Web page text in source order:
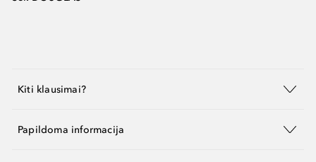
Kiti klausimai?
Papildoma informacija